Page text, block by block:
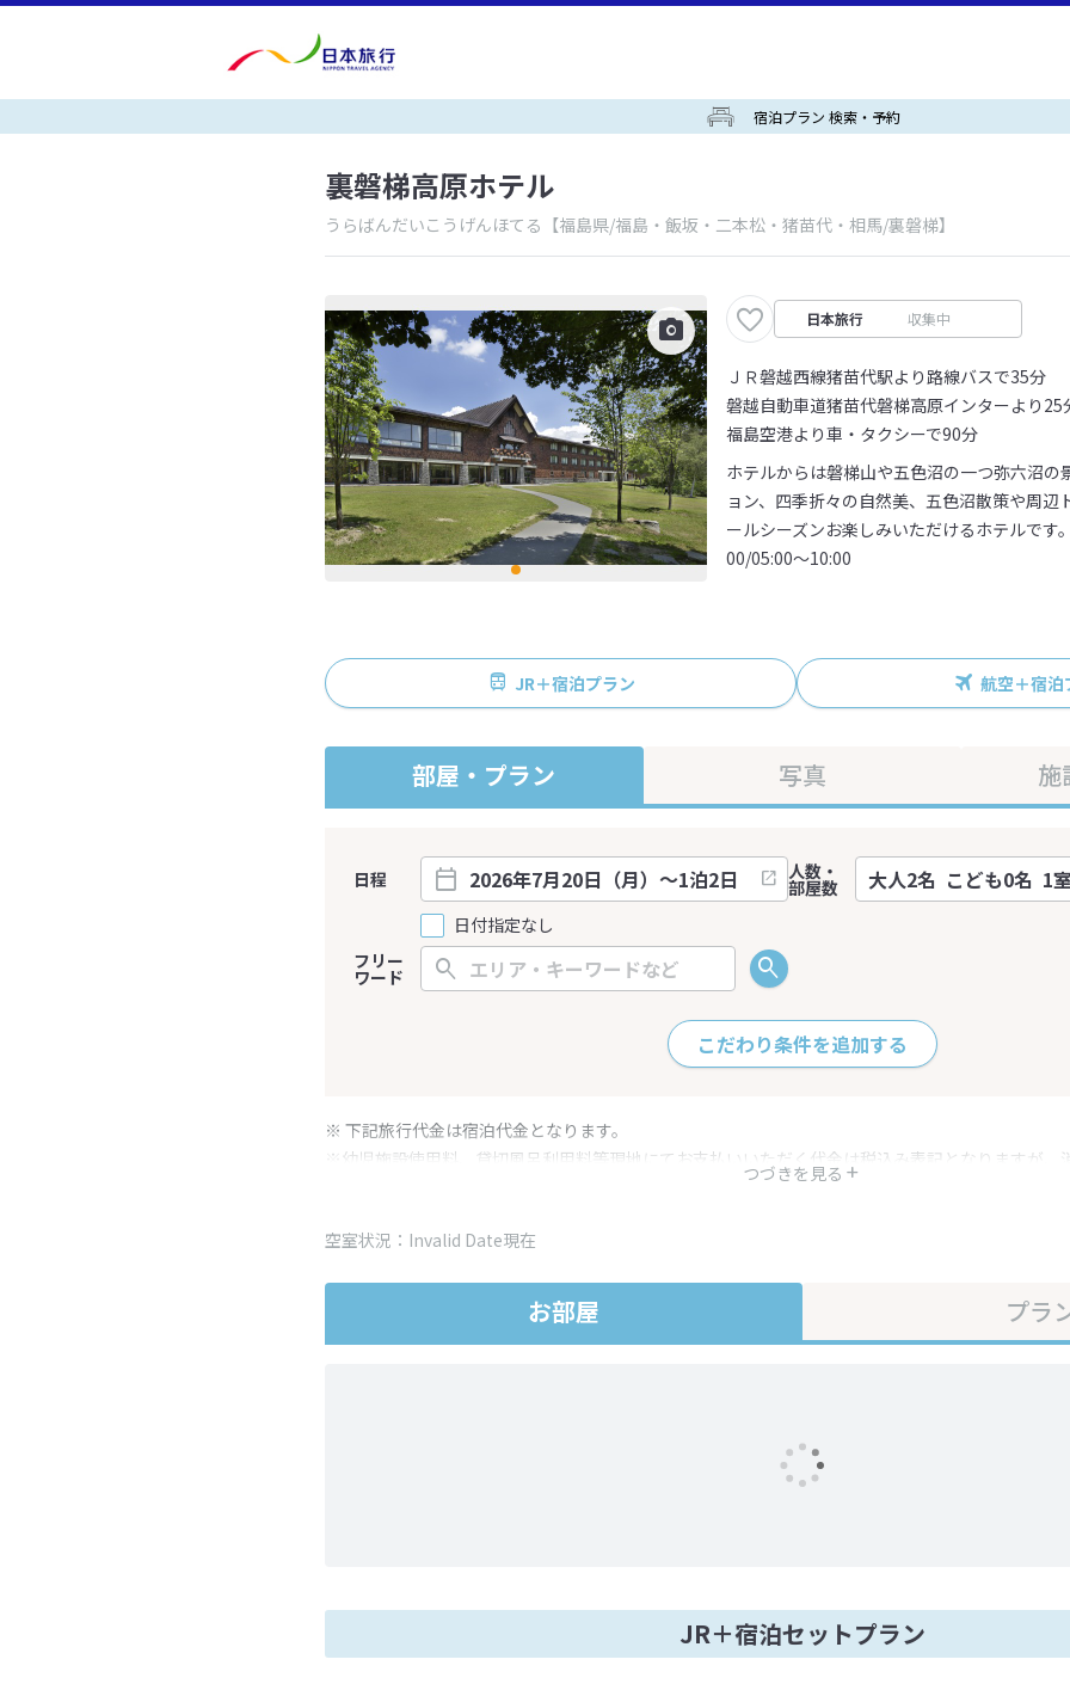
宿泊プラン 検索・予約
裏磐梯高原ホテル
うらばんだいこうげんほてる 【福島県/福島・飯坂・二本松・猪苗代・相馬/裏磐梯】
日本旅行 収集中
ＪＲ磐越西線猪苗代駅より路線バスで35分
磐越自動車道猪苗代磐梯高原インターより25
福島空港より車・タクシーで90分
ホテルからは磐梯山や五色沼の一つ弥六沼の
ョン、四季折々の自然美、五色沼散策や周辺
ールシーズンお楽しみいただけるホテルで
00/05:00～10:00
JR＋宿泊プラン 航空＋宿泊
部屋・プラン 写真 施
日程
日付指定なし
人数・
部屋数
フリー
ワード
こだわり条件を追加する
つづきを見る
※ 下記旅行代金は宿泊代金となります。
※幼児施設使用料、貸切風呂利用料等現地にてお支払いいただく代金は税込み表記となりますが、
空室状況：Invalid Date現在
お部屋 プラ
JR＋宿泊セットプラン